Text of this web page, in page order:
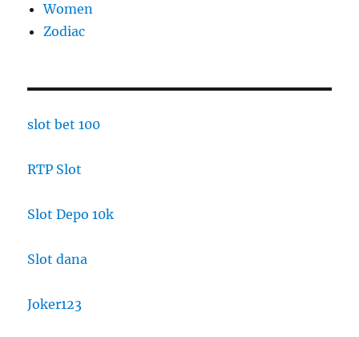
Women
Zodiac
slot bet 100
RTP Slot
Slot Depo 10k
Slot dana
Joker123